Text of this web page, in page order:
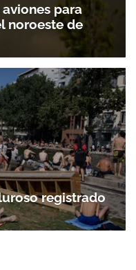
para
noroeste de
registrado